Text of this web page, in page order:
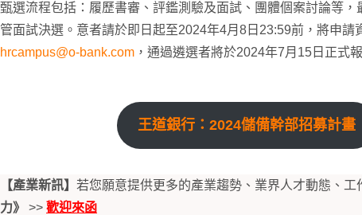
甄選流程包括：履歷書審、評鑑測驗及面試、團體個案討論等，
管面試決選。意者請於即日起至2024年4月8日23:59前，將申請
hrcampus@o-bank.com ，通過遴選者將於2024年7月15日正式
王道銀行：2024儲備幹部招募計畫
【產業新訊】 若您願意提供更多的產業趨勢、業界人才動態、工
力》
>> 歡迎來函